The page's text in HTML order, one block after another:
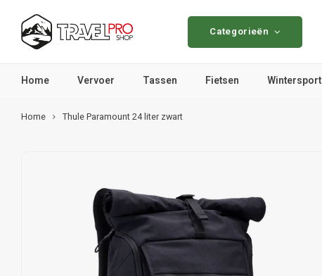
Categorieën
Home Vervoer Tassen Fietsen Wintersport
Home Thule Paramount 24 liter zwart